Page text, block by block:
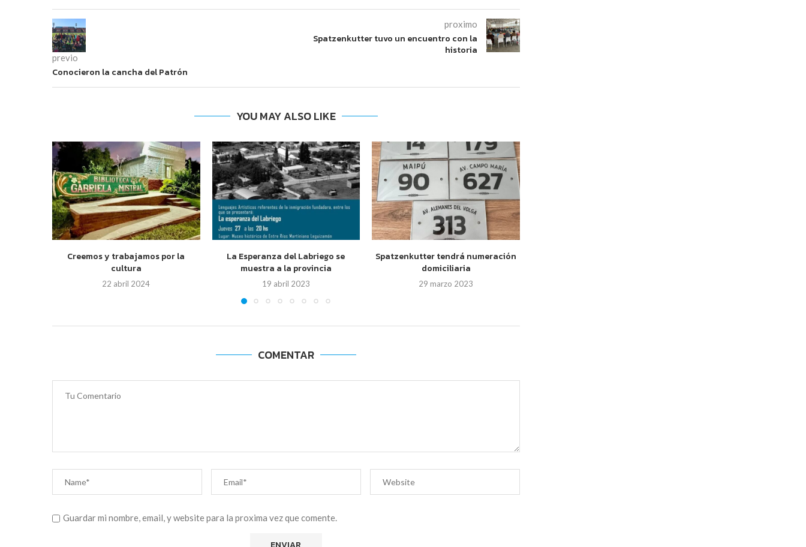
previo
Conocieron la cancha del Patrón
proximo
Spatzenkutter tuvo un encuentro con la
historia
YOU MAY ALSO LIKE
Creemos y trabajamos por la
cultura
22 abril 2024
La Esperanza del Labriego se
muestra a la provincia
19 abril 2023
Spatzenkutter tendrá numeración
domiciliaria
29 marzo 2023
COMENTAR
Guardar mi nombre, email, y website para la proxima vez que comente.